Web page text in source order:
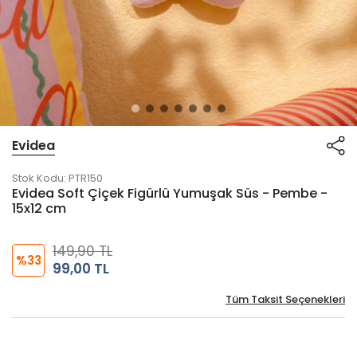
Evidea
Stok Kodu: PTR150
Evidea Soft Çiçek Figürlü Yumuşak Süs - Pembe -
15x12 cm
%33
149,90 TL
99,00 TL
Tüm Taksit Seçenekleri